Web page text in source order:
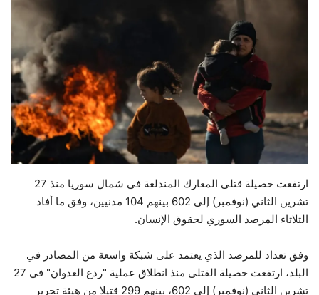
علوم وتكنولوجيا
حياة
ارتفعت حصيلة قتلى المعارك المندلعة في شمال سوريا منذ 27
تشرين الثاني (نوفمبر) إلى 602 بينهم 104 مدنيين، وفق ما أفاد
الثلاثاء المرصد السوري لحقوق الإنسان.
وفق تعداد للمرصد الذي يعتمد على شبكة واسعة من المصادر في
البلد، ارتفعت حصيلة القتلى منذ انطلاق عملية "ردع العدوان" في 27
تشرين الثاني (نوفمبر) إلى 602، بينهم 299 قتيلا من هيئة تحرير